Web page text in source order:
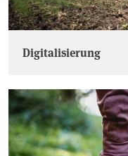
Digitalisierung